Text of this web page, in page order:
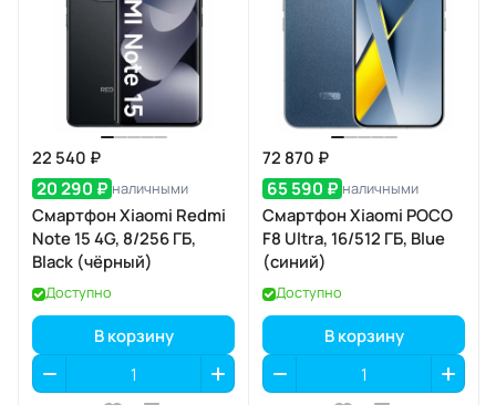
22 540 ₽
20 290 ₽ наличными
Смартфон Xiaomi Redmi
Note 15 4G, 8/256 ГБ,
Black (чёрный)
Доступно
В корзину
72 870 ₽
65 590 ₽ наличными
Смартфон Xiaomi POCO
F8 Ultra, 16/512 ГБ, Blue
(синий)
Доступно
В корзину